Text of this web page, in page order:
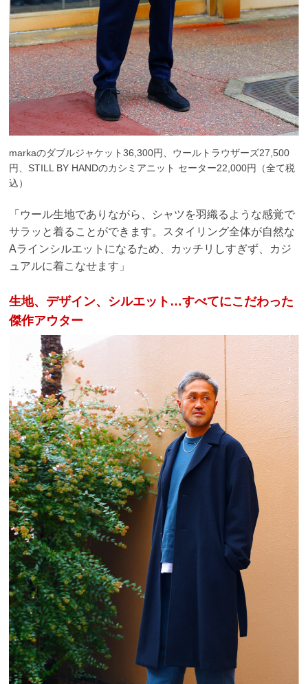
markaのダブルジャケット36,300円、ウールトラウザーズ27,500
円、STILL BY HANDのカシミアニット セーター22,000円（全て税
込）
「ウール生地でありながら、シャツを羽織るような感覚で
サラッと着ることができます。スタイリング全体が自然な
Aラインシルエットになるため、カッチリしすぎず、カジ
ュアルに着こなせます」
生地、デザイン、シルエット…すべてにこだわった
傑作アウター